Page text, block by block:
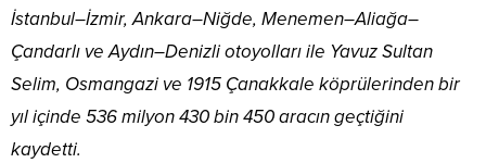
İstanbul–İzmir, Ankara–Niğde, Menemen–Aliağa–
Çandarlı ve Aydın–Denizli otoyolları ile Yavuz Sultan
Selim, Osmangazi ve 1915 Çanakkale köprülerinden bir
yıl içinde 536 milyon 430 bin 450 aracın geçtiğini
kaydetti.